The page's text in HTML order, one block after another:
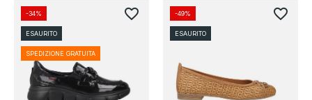
-34%
ESAURITO
SPEDIZIONE GRATUITA
favorite_border -49%
ESAURITO
favorite_border